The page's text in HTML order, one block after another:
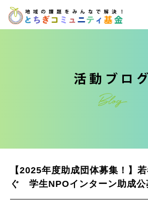
【2025年度助成団体募集！】
ぐ 学生NPOインターン助成公